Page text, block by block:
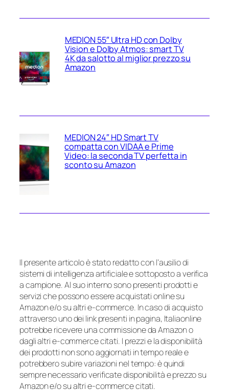
MEDION 55″ Ultra HD con Dolby
Vision e Dolby Atmos: smart TV
4K da salotto al miglior prezzo su
Amazon
MEDION 24″ HD Smart TV
compatta con VIDAA e Prime
Video: la seconda TV perfetta in
sconto su Amazon
Il presente articolo è stato redatto con l’ausilio di
sistemi di intelligenza artificiale e sottoposto a verifica
a campione. Al suo interno sono presenti prodotti e
servizi che possono essere acquistati online su
Amazon e/o su altri e-commerce. In caso di acquisto
attraverso uno dei link presenti in pagina, Italiaonline
potrebbe ricevere una commissione da Amazon o
dagli altri e-commerce citati. I prezzi e la disponibilità
dei prodotti non sono aggiornati in tempo reale e
potrebbero subire variazioni nel tempo: è quindi
sempre necessario verificate disponibilità e prezzo su
Amazon e/o su altri e-commerce citati.